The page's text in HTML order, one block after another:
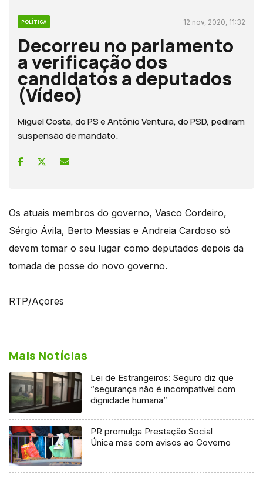
POLÍTICA 12 nov, 2020, 11:32
Decorreu no parlamento
a verificação dos
candidatos a deputados
(Vídeo)
Miguel Costa, do PS e António Ventura, do PSD, pediram
suspensão de mandato.
Os atuais membros do governo, Vasco Cordeiro,
Sérgio Ávila, Berto Messias e Andreia Cardoso só
devem tomar o seu lugar como deputados depois da
tomada de posse do novo governo.
RTP/Açores
Mais Notícias
Lei de Estrangeiros: Seguro diz que
“segurança não é incompatível com
dignidade humana”
PR promulga Prestação Social
Única mas com avisos ao Governo